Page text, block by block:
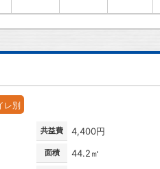
レ別
共益費 4,400円
面積 44.2㎡